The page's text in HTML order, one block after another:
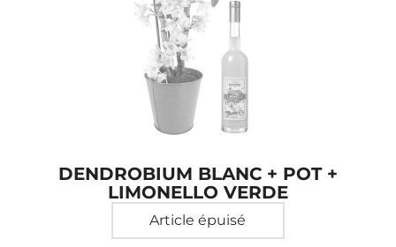
DENDROBIUM BLANC + POT +
LIMONELLO VERDE
Article épuisé